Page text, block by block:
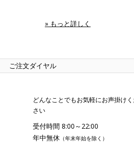
» もっと詳しく
ご注文ダイヤル
どんなことでもお気軽にお声掛け
さい
受付時間 8:00～22:00
年中無休 （年末年始を除く）